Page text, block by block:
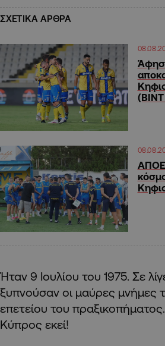
ΣΧΕΤΙΚΑ ΑΡΘΡΑ
Ήταν 9 Ιουλίου του 1975. Σε
ξυπνούσαν οι μαύρες μνήμες
επετείου του
Κύπρος εκεί!